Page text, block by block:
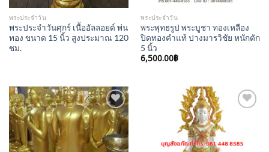
พระประจำวัน
พระประจำวันศุกร์ เนื้ออัลลอยด์ พ่น
ทอง ขนาด 15 นิ้ว สูงประมาณ 120
ซม.
พระประจำวัน
พระพุทธรูป พระบูชา ทองเหลือง
ปิดทองคำแท้ ปางมารวิชัย หนักตัก
5 นิ้ว
6,500.00฿
Add to
Wishlist